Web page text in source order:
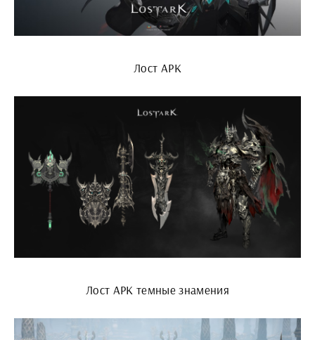
Лост АРК
Лост АРК темные знамения